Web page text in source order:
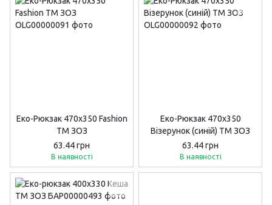
Еко-Рюкзак 470х350 Fashion
ТМ ЗОЗ
63.44 грн
В наявності
Еко-Рюкзак 470х350
Візерунок (синій) ТМ ЗОЗ
63.44 грн
В наявності